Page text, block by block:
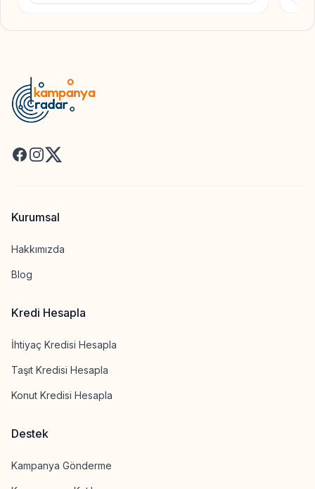
Facebook
Instagram
X
Kurumsal
Hakkımızda
Blog
Kredi Hesapla
İhtiyaç Kredisi Hesapla
Taşıt Kredisi Hesapla
Konut Kredisi Hesapla
Destek
Kampanya Gönderme